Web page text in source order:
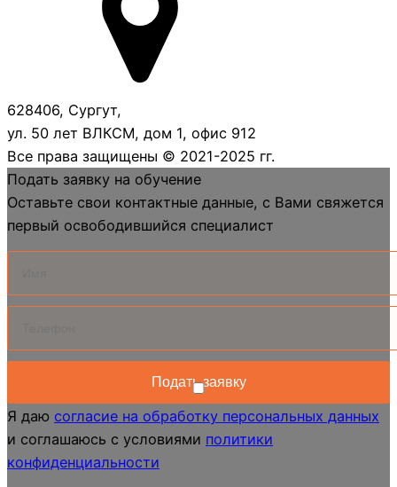
628406, Сургут,
ул. 50 лет ВЛКСМ, дом 1, офис 912
Все права защищены © 2021-2025 гг.
Подать заявку на обучение
Оставьте свои контактные данные, с Вами свяжется
первый освободившийся специалист
Я даю согласие на обработку персональных данных
и соглашаюсь с условиями политики
конфиденциальности